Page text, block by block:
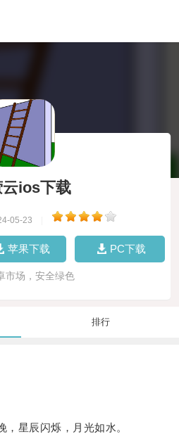
ios下载
05-23
苹果下载 PC下载
市场，安全绿色
排行
星辰闪烁，月光如水。